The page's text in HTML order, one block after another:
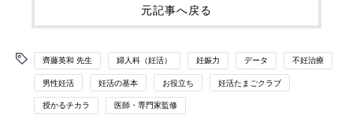
元記事へ戻る
齊藤英和 先生 婦人科（妊活） 妊娠力 データ 不妊治療
男性妊活 妊活の基本 お役立ち 妊活たまごクラブ
授かるチカラ 医師・専門家監修